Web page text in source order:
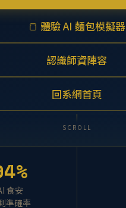
🍞 體驗 AI 麵包模擬器
認識師資陣容
回系網首頁
SCROLL
食安
準確率